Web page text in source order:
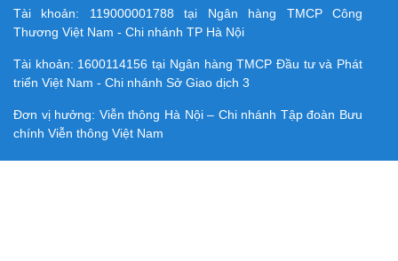
Tài khoản: 119000001788 tại Ngân hàng TMCP Công
Thương Việt Nam - Chi nhánh TP Hà Nội
Tài khoản: 1600114156 tại Ngân hàng TMCP Ðầu tư và Phát
triển Việt Nam - Chi nhánh Sở Giao dịch 3
Đơn vị hưởng: Viễn thông Hà Nội – Chi nhánh Tập đoàn Bưu
chính Viễn thông Việt Nam